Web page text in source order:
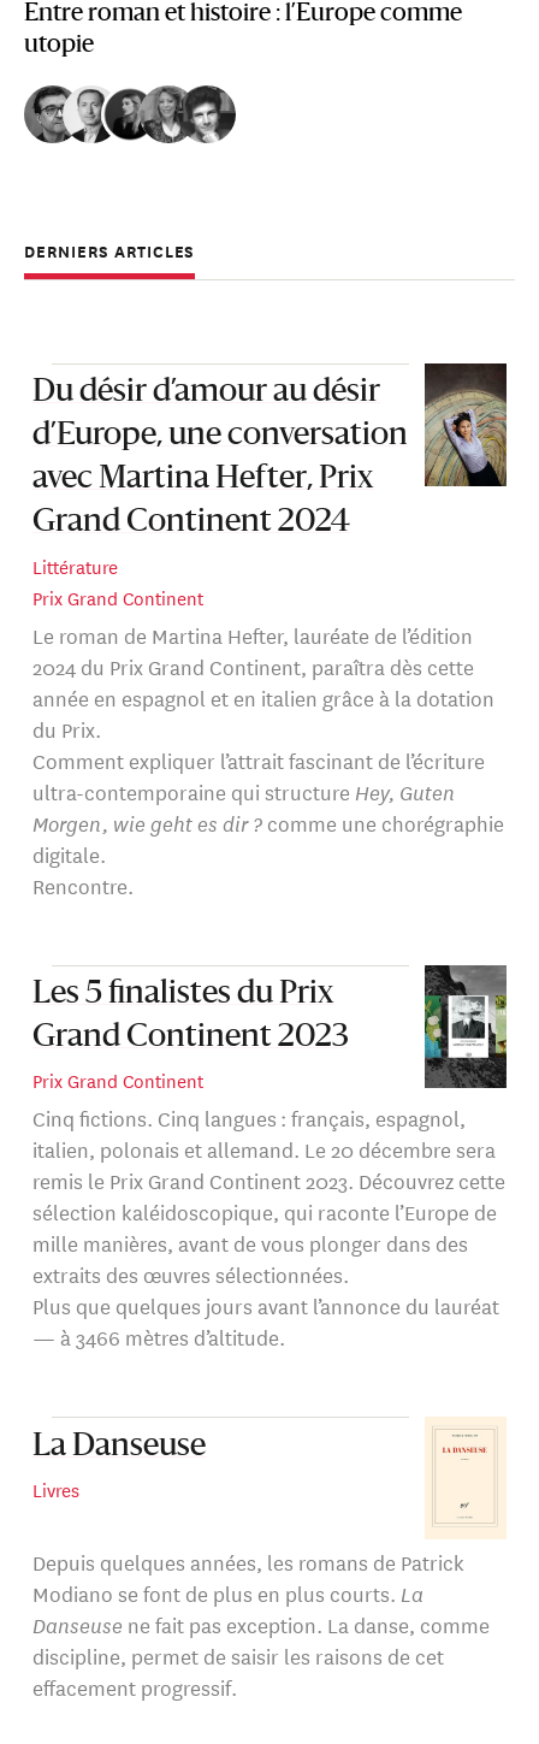
Entre roman et histoire : l’Europe comme
utopie
DERNIERS ARTICLES
Du désir d’amour au désir
d’Europe, une conversation
avec Martina Hefter, Prix
Grand Continent 2024
Littérature
Prix Grand Continent
Le roman de Martina Hefter, lauréate de l’édition
2024 du Prix Grand Continent, paraîtra dès cette
année en espagnol et en italien grâce à la dotation
du Prix.
Comment expliquer l’attrait fascinant de l’écriture
ultra-contemporaine qui structure Hey, Guten
Morgen, wie geht es dir ?comme une chorégraphie
digitale.
Rencontre.
Les 5 finalistes du Prix
Grand Continent 2023
Prix Grand Continent
Cinq fictions. Cinq langues : français, espagnol,
italien, polonais et allemand. Le 20 décembre sera
remis le Prix Grand Continent 2023. Découvrez cette
sélection kaléidoscopique, qui raconte l’Europe de
mille manières, avant de vous plonger dans des
extraits des œuvres sélectionnées.
Plus que quelques jours avant l’annonce du lauréat
— à 3466 mètres d’altitude.
La Danseuse
Livres
Depuis quelques années, les romans de Patrick
Modiano se font de plus en plus courts. La
Danseuse ne fait pas exception. La danse, comme
discipline, permet de saisir les raisons de cet
effacement progressif.